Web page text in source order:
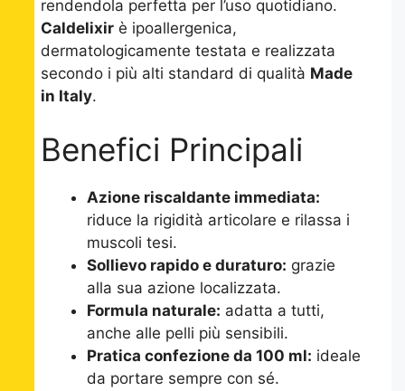
rendendola perfetta per l’uso quotidiano.
Caldelixir è ipoallergenica,
dermatologicamente testata e realizzata
secondo i più alti standard di qualità Made
in Italy.
Benefici Principali
Azione riscaldante immediata:
riduce la rigidità articolare e rilassa i
muscoli tesi.
Sollievo rapido e duraturo: grazie
alla sua azione localizzata.
Formula naturale: adatta a tutti,
anche alle pelli più sensibili.
Pratica confezione da 100 ml: ideale
da portare sempre con sé.